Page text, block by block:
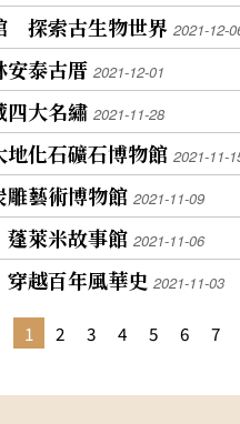
探索古生物世界 2021-12-
安泰古厝 2021-12-01
四大名繡 2021-11-28
化石礦石博物館 2021-11-
雕藝術博物館 2021-11-09
蓬萊米故事館 2021-11-06
越百年風華史 2021-11-03
1 2 3 4 5 6 7